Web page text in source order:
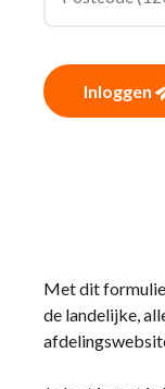
Inloggen
Met dit
de landelijke,